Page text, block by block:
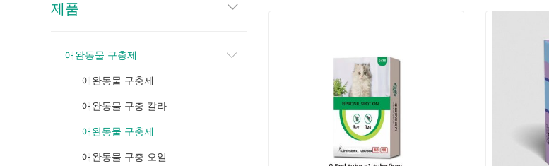
제품
애완동물 구충제
애완동물 구충제
애완동물 구충 칼라
애완동물 구충제
애완동물 구충 오일